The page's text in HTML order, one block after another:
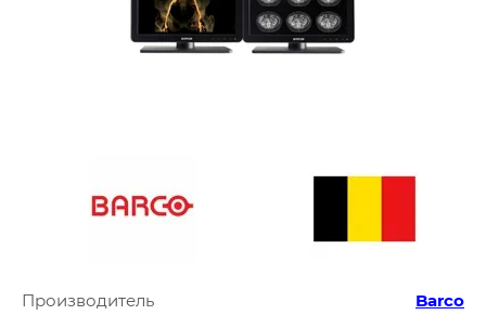
Производитель
Barco